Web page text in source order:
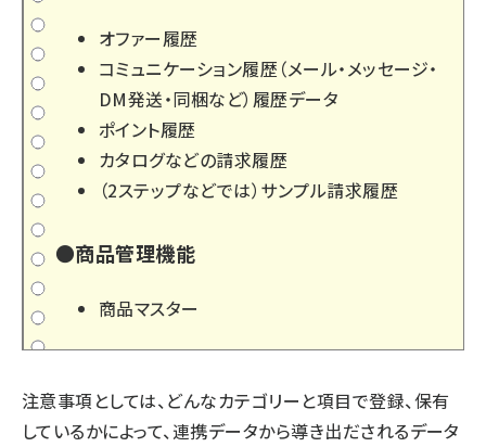
オファー履歴
コミュニケーション履歴（メール・メッセージ・
DM発送・同梱など）履歴データ
ポイント履歴
カタログなどの請求履歴
（2ステップなどでは）サンプル請求履歴
●商品管理機能
商品マスター
注意事項としては、どんなカテゴリーと項目で登録、保有
しているかによって、連携データから導き出だされるデータ